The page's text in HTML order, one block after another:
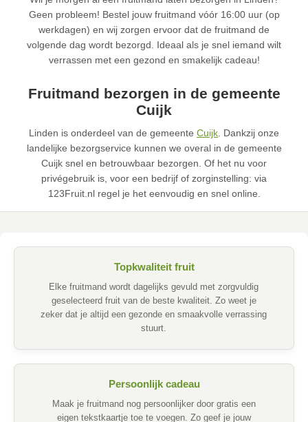
Geen probleem! Bestel jouw fruitmand vóór 16:00 uur (op
werkdagen) en wij zorgen ervoor dat de fruitmand de
volgende dag wordt bezorgd. Ideaal als je snel iemand wilt
verrassen met een gezond en smakelijk cadeau!
Fruitmand bezorgen in de gemeente
Cuijk
Linden is onderdeel van de gemeente Cuijk. Dankzij onze
landelijke bezorgservice kunnen we overal in de gemeente
Cuijk snel en betrouwbaar bezorgen. Of het nu voor
privégebruik is, voor een bedrijf of zorginstelling: via
123Fruit.nl regel je het eenvoudig en snel online.
Topkwaliteit fruit
Elke fruitmand wordt dagelijks gevuld met zorgvuldig
geselecteerd fruit van de beste kwaliteit. Zo weet je
zeker dat je altijd een gezonde en smaakvolle verrassing
stuurt.
Persoonlijk cadeau
Maak je fruitmand nog persoonlijker door gratis een
eigen tekstkaartje toe te voegen. Zo geef je jouw